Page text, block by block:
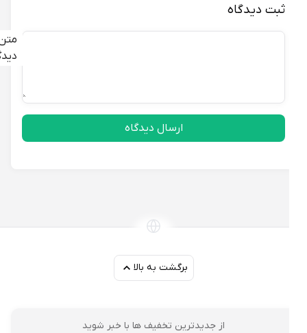
ثبت دیدگاه
متن
دیدگاه
ارسال دیدگاه
برگشت به بالا
از جدیدترین تخفیف ها با خبر شوید